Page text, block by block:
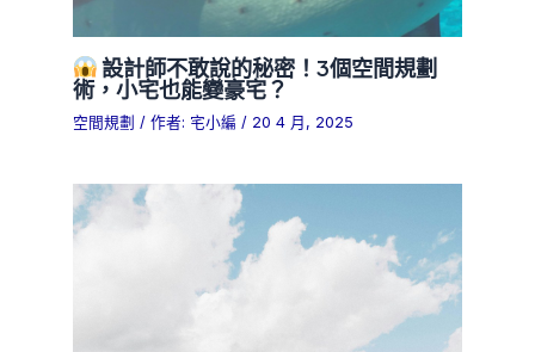
設計師不敢說的秘密！3個空間規劃
術，小宅也能變豪宅？
空間規劃 / 作者: 宅小編/ 20 4 月, 2025